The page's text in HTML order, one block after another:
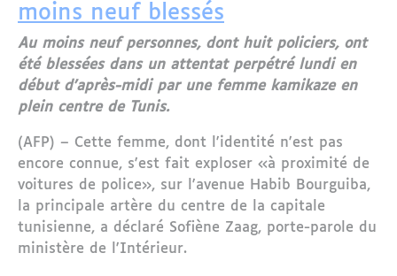
moins neuf blessés
Au moins neuf personnes, dont huit policiers, ont
été blessées dans un attentat perpétré lundi en
début d'après-midi par une femme kamikaze en
plein centre de Tunis.
(AFP) – Cette femme, dont l'identité n'est pas
encore connue, s'est fait exploser «à proximité de
voitures de police», sur l'avenue Habib Bourguiba,
la principale artère du centre de la capitale
tunisienne, a déclaré Sofiène Zaag, porte-parole du
ministère de l'Intérieur.